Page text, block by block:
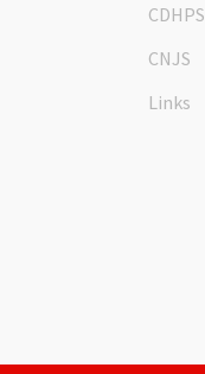
CDHPS
CNJS
Links